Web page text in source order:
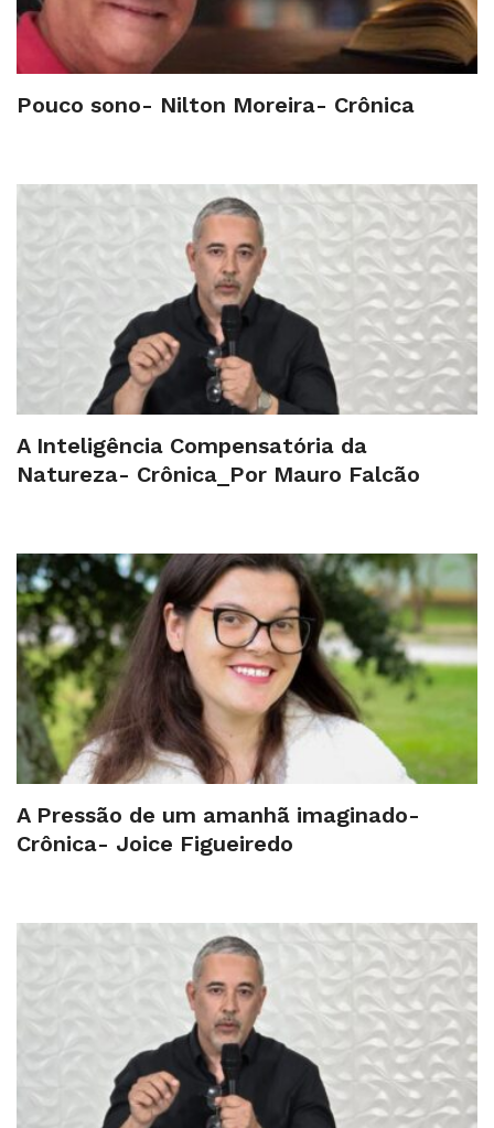
Pouco sono- Nilton Moreira- Crônica
A Inteligência Compensatória da
Natureza- Crônica_Por Mauro Falcão
A Pressão de um amanhã imaginado-
Crônica- Joice Figueiredo